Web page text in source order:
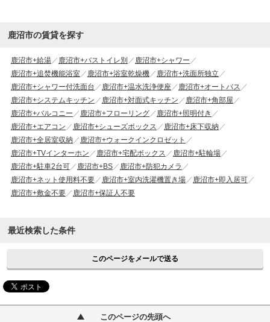
鹿沼市の賃貸を探す
鹿沼市+給湯 鹿沼市+バストイレ別
鹿沼市+シャワー
鹿沼市+追焚機能浴室
鹿沼市+浴室乾燥機
鹿沼市+洗面所独立
鹿沼市+シャワー付洗面台
鹿沼市+温水洗浄便座
鹿沼市+オートバス
鹿沼市+システムキッチン
鹿沼市+対面式キッチン
鹿沼市+角部屋
鹿沼市+バルコニー
鹿沼市+フローリング
鹿沼市+照明付き
鹿沼市+エアコン
鹿沼市+シューズボックス
鹿沼市+床下収納
鹿沼市+全居室収納
鹿沼市+ウォークインクロゼット
鹿沼市+TVインターホン
鹿沼市+宅配ボックス
鹿沼市+駐輪場
鹿沼市+駐車2台可
鹿沼市+BS
鹿沼市+防犯カメラ
鹿沼市+ネット使用料不要
鹿沼市+室内洗濯機置き場
鹿沼市+即入居可
鹿沼市+敷金不要
鹿沼市+保証人不要
最近検索した条件
このページをメールで送る
このページの先頭へ